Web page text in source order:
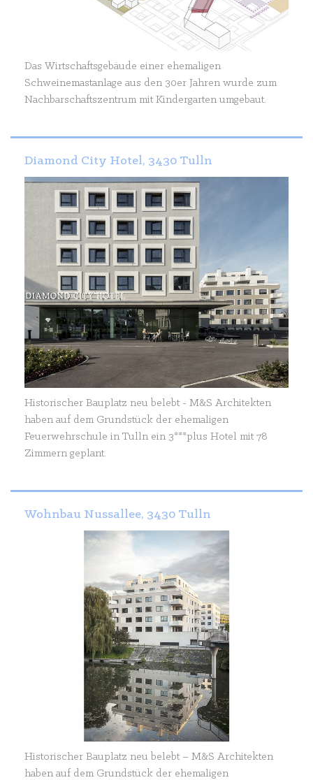
Das Wirtschaftsgebäude einer ehemaligen
Schweinemastanlage aus den 30er Jahren wurde zum
Nachbarschaftszentrum mit Kindergarten umgebaut.
Diamond City Hotel, 3430 Tulln
Historischer Bauplatz neu belebt - M&S Architekten
haben auf dem Grundstück der ehemaligen
Feuerwehrschule in Tulln ein 3***plus Hotel mit 78
Zimmern geplant.
Wohnbau Nussallee, 3430 Tulln
Historischer Bauplatz neu belebt – M&S Architekten
haben auf dem Grundstück der ehemaligen